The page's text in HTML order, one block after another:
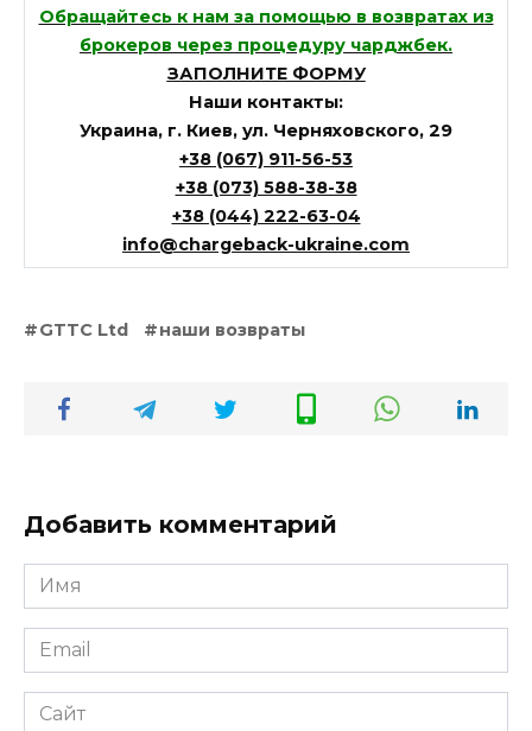
Обращайтесь к нам за помощью в возвратах из
брокеров через процедуру чарджбек.
ЗАПОЛНИТЕ ФОРМУ
Наши контакты:
Украина, г. Киев, ул. Черняховского, 29
+38 (067) 911-56-53
+38 (073) 588-38-38
+38 (044) 222-63-04
info@chargeback-ukraine.com
GTTC Ltd наши возвраты
Добавить комментарий
Имя
*
Email
*
Сайт